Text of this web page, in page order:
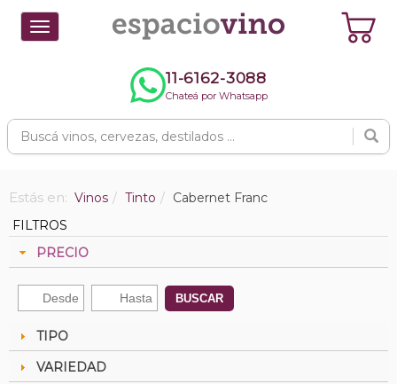
Toggle
navigation
11-6162-3088
Chateá por Whatsapp
Estás en: Vinos Tinto
Cabernet Franc
FILTROS
PRECIO
BUSCAR
TIPO
VARIEDAD